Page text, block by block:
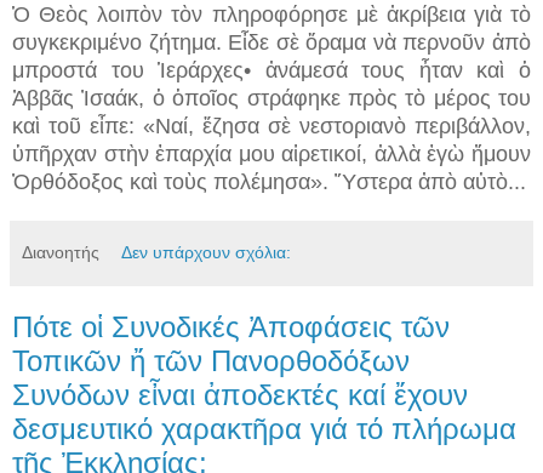
Ὁ Θεὸς λοιπὸν τὸν πληροφόρησε μὲ ἀκρίβεια γιὰ τὸ
συγκεκριμένο ζήτημα. Εἶδε σὲ ὅραμα νὰ περνοῦν ἀπὸ
μπροστά του Ἱεράρχες• ἀνάμεσά τους ἦταν καὶ ὁ
Ἀββᾶς Ἰσαάκ, ὁ ὁποῖος στράφηκε πρὸς τὸ μέρος του
καὶ τοῦ εἶπε: «Ναί, ἔζησα σὲ νεστοριανὸ περιβάλλον,
ὑπῆρχαν στὴν ἐπαρχία μου αἱρετικοί, ἀλλὰ ἐγὼ ἤμουν
Ὀρθόδοξος καὶ τοὺς πολέμησα». Ὕστερα ἀπὸ αὐτὸ...
Διανοητής Δεν υπάρχουν σχόλια:
Πότε οἱ Συνοδικές Ἀποφάσεις τῶν
Τοπικῶν ἤ τῶν Πανορθοδόξων
Συνόδων εἶναι ἀποδεκτές καί ἔχουν
δεσμευτικό χαρακτῆρα γιά τό πλήρωμα
τῆς Ἐκκλησίας;